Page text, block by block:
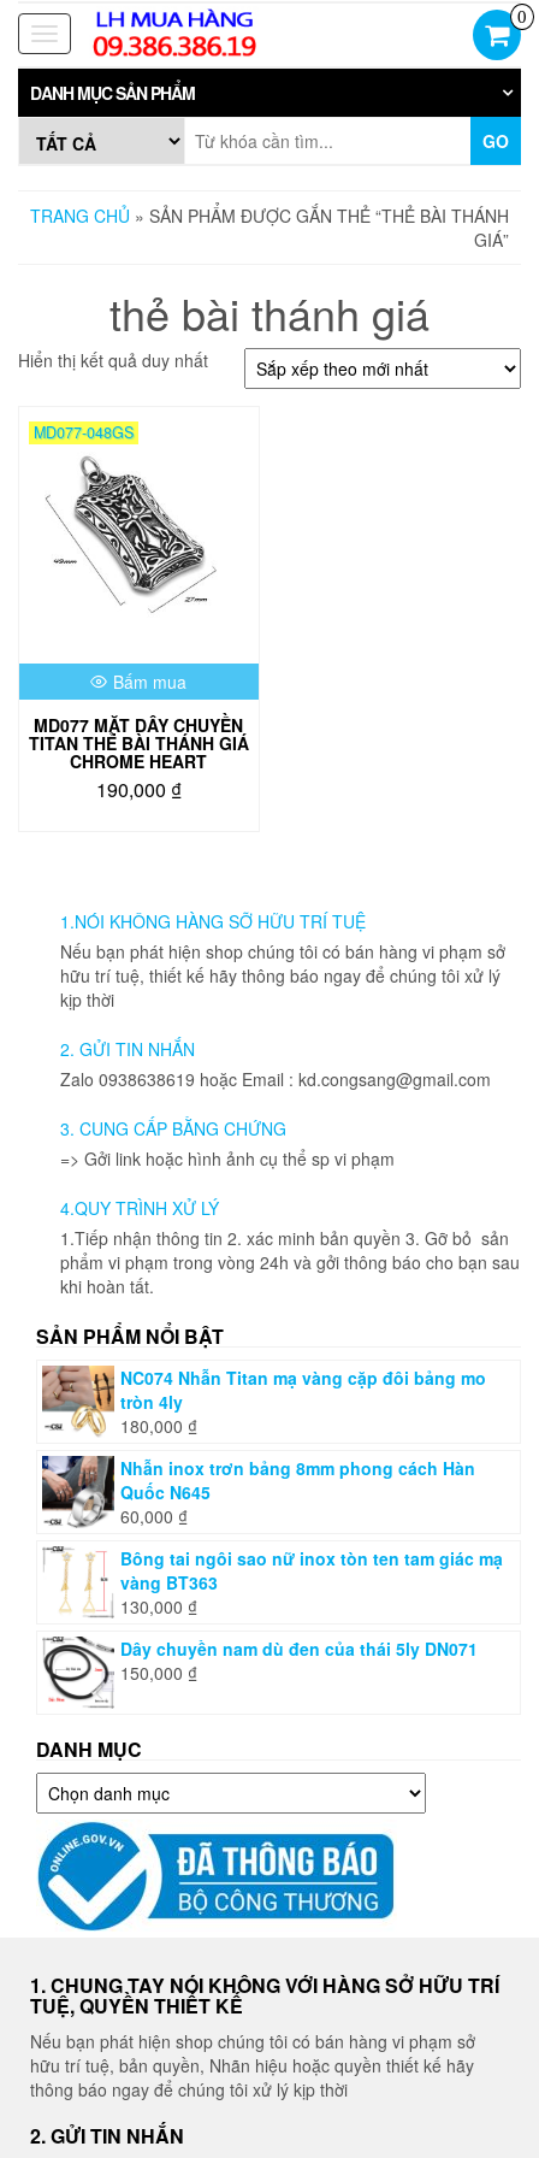
Skip
the
content
Toggle
navigation
0
DANH MỤC SẢN PHẨM
GO
TRANG CHỦ » SẢN PHẨM ĐƯỢC GẮN THẺ “THẺ BÀI THÁNH
GIÁ”
thẻ bài thánh giá
Hiển thị kết quả duy nhất
MD077-048GS
Bấm mua
MD077 MẶT DÂY CHUYỀN
TITAN THẺ BÀI THÁNH GIÁ
CHROME HEART
190,000 ₫
1.NÓI KHÔNG HÀNG SỠ HỮU TRÍ TUỆ
Nếu bạn phát hiện shop chúng tôi có bán hàng vi phạm sở
hữu trí tuệ, thiết kế hãy thông báo ngay để chúng tôi xử lý
kịp thời
2. GỬI TIN NHẮN
Zalo 0938638619 hoặc Email : kd.congsang@gmail.com
3. CUNG CẤP BẰNG CHỨNG
=> Gởi link hoặc hình ảnh cụ thể sp vi phạm
4.QUY TRÌNH XỬ LÝ
1.Tiếp nhận thông tin 2. xác minh bản quyền 3. Gỡ bỏ sản
phẩm vi phạm trong vòng 24h và gởi thông báo cho bạn sau
khi hoàn tất.
SẢN PHẨM NỔI BẬT
NC074 Nhẫn Titan mạ vàng cặp đôi bảng mo
tròn 4ly
180,000 ₫
Nhẫn inox trơn bảng 8mm phong cách Hàn
Quốc N645
60,000 ₫
Bông tai ngôi sao nữ inox tòn ten tam giác mạ
vàng BT363
130,000 ₫
Dây chuyền nam dù đen của thái 5ly DN071
150,000 ₫
DANH MỤC
Danh
mục
1. CHUNG TAY NÓI KHÔNG VỚI HÀNG SỞ HỮU TRÍ
TUỆ, QUYỀN THIẾT KẾ
Nếu bạn phát hiện shop chúng tôi có bán hàng vi phạm sở
hữu trí tuệ, bản quyền, Nhãn hiệu hoặc quyền thiết kế hãy
thông báo ngay để chúng tôi xử lý kịp thời
2. GỬI TIN NHẮN